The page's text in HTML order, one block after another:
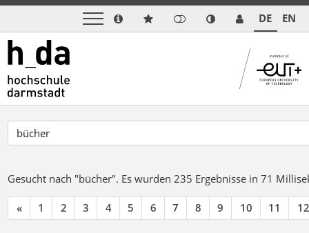
DE EN
Gesucht nach "bücher". Es wurden 235 Ergebnisse in 71
« 1 2 3 4 5 6 7 8 9 10 11 12